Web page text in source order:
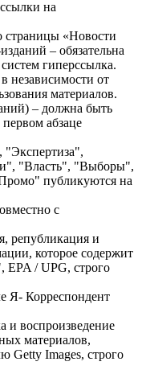
на
страницы «Новости
– обязательна
гиперссылка.
независимости от
материалов.
– должна быть
абзаце
"Власть", "Выборы",
публикуются на
с
републикация и
которое содержит
EPA / UPG, строго
Я- Корреспондент
и воспроизведение
материалов,
Getty Images, строго